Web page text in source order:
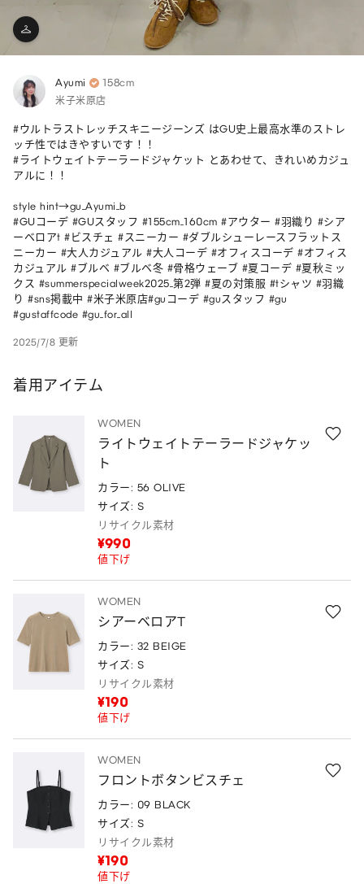
Ayumi 158cm
米子米原店
#ウルトラストレッチスキニージーンズ はGU史上最高水準のストレ
ッチ性ではきやすいです！！
#ライトウェイトテーラードジャケット とあわせて、きれいめカジュ
アルに！！
style hint→gu_Ayumi_b
#GUコーデ #GUスタッフ #155cm_160cm #アウター #羽織り #シア
ーベロアt #ビスチェ #スニーカー #ダブルシューレースフラットス
ニーカー #大人カジュアル #大人コーデ #オフィスコーデ #オフィス
カジュアル #ブルベ #ブルベ冬 #骨格ウェーブ #夏コーデ #夏秋ミッ
クス #summerspecialweek2025_第2弾 #夏の対策服 #tシャツ #羽織
り #sns掲載中 #米子米原店#guコーデ #guスタッフ #gu
#gustaffcode #gu_for_all
2025/7/8 更新
着用アイテム
WOMEN
ライトウェイトテーラードジャケッ
ト
カラー: 56 OLIVE
サイズ: S
リサイクル素材
¥990
値下げ
WOMEN
シアーベロアT
カラー: 32 BEIGE
サイズ: S
リサイクル素材
¥190
値下げ
WOMEN
フロントボタンビスチェ
カラー: 09 BLACK
サイズ: S
リサイクル素材
¥190
値下げ